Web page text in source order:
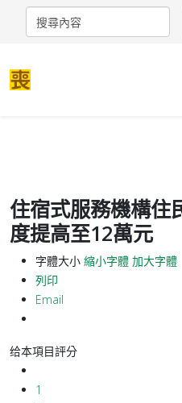
住宿式服務機構住
度提高至12萬元
字體大小 縮小字體 加大字體
列印
Email
给本項目評分
1